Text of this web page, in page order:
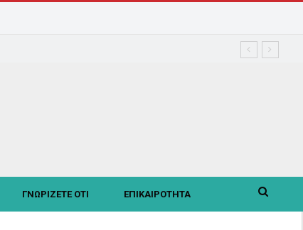
ΓΝΩΡΙΖΕΤΕ ΟΤΙ ΕΠΙΚΑΙΡΟΤΗΤΑ